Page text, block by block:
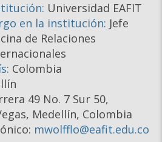
Universidad EAFIT
en la institución: Jefe
de Relaciones
Colombia
49 No. 7 Sur 50,
Medellín, Colombia
mwolfflo@eafit.edu.co